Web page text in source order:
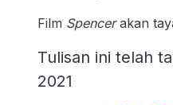
Film Spencerakan
Tulisan ini telah
2021